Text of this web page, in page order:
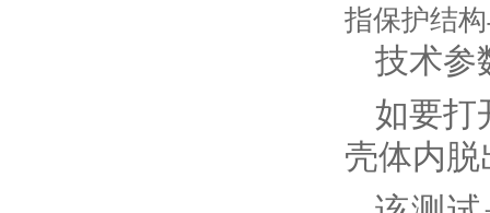
指保护结
技术参
如要打
壳体内脱